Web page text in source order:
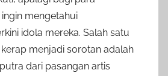
mengetahui
idola mereka. Salah satu
menjadi sorotan adalah
dari pasangan artis